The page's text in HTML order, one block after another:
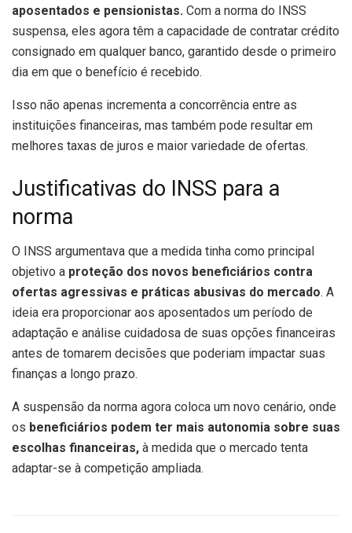
aposentados e pensionistas. Com a norma do INSS
suspensa, eles agora têm a capacidade de contratar crédito
consignado em qualquer banco, garantido desde o primeiro
dia em que o benefício é recebido.
Isso não apenas incrementa a concorrência entre as
instituições financeiras, mas também pode resultar em
melhores taxas de juros e maior variedade de ofertas.
Justificativas do INSS para a
norma
O INSS argumentava que a medida tinha como principal
objetivo a proteção dos novos beneficiários contra
ofertas agressivas e práticas abusivas do mercado. A
ideia era proporcionar aos aposentados um período de
adaptação e análise cuidadosa de suas opções financeiras
antes de tomarem decisões que poderiam impactar suas
finanças a longo prazo.
A suspensão da norma agora coloca um novo cenário, onde
os beneficiários podem ter mais autonomia sobre suas
escolhas financeiras, à medida que o mercado tenta
adaptar-se à competição ampliada.